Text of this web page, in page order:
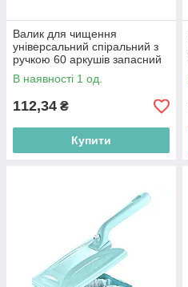
Валик для чищення
універсальний спіральний з
ручкою 60 аркушів запасний
блок 60 аркушів ТМ Sticky Lint
Roller BP
В наявності 1 од.
112,34 ₴
Купити